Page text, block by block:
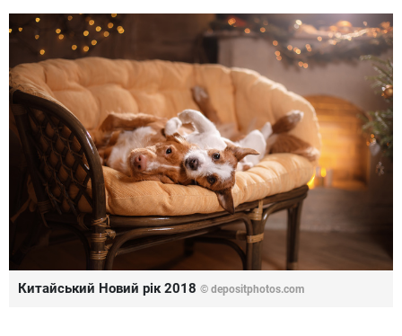
Китайський Новий рік 2018 © depositphotos.com